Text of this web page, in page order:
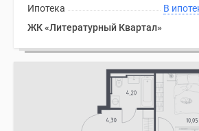
Ипотека
ЖК «Литературный Квартал»